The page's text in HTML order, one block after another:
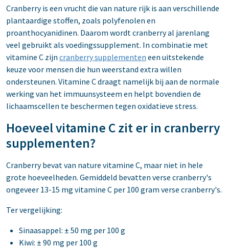
Cranberry is een vrucht die van nature rijk is aan verschillende
plantaardige stoffen, zoals polyfenolen en
proanthocyanidinen. Daarom wordt cranberry al jarenlang
veel gebruikt als voedingssupplement. In combinatie met
vitamine C zijn cranberry supplementen een uitstekende
keuze voor mensen die hun weerstand extra willen
ondersteunen. Vitamine C draagt namelijk bij aan de normale
werking van het immuunsysteem en helpt bovendien de
lichaamscellen te beschermen tegen oxidatieve stress.
Hoeveel vitamine C zit er in cranberry
supplementen?
Cranberry bevat van nature vitamine C, maar niet in hele
grote hoeveelheden. Gemiddeld bevatten verse cranberry's
ongeveer 13-15 mg vitamine C per 100 gram verse cranberry's.
Ter vergelijking:
Sinaasappel: ± 50 mg per 100 g
Kiwi: ± 90 mg per 100 g